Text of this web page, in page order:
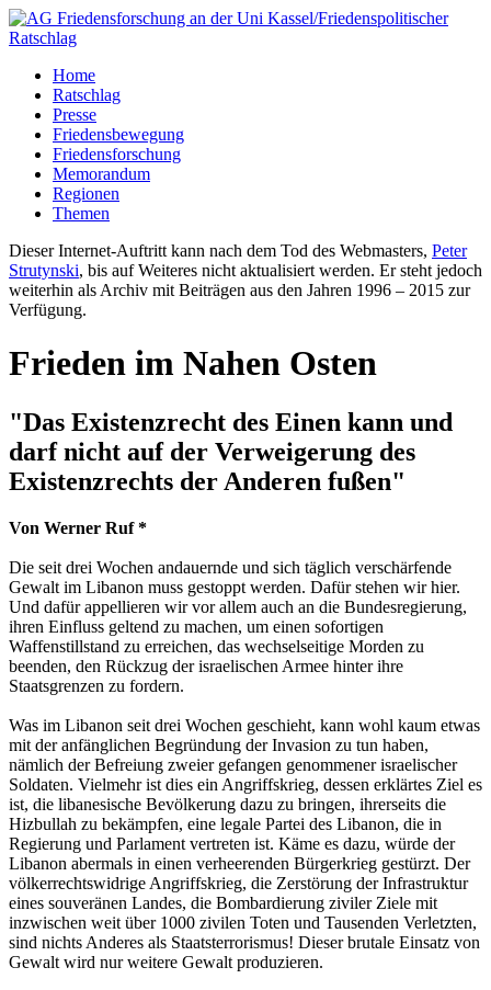
Home
Ratschlag
Presse
Friedensbewegung
Friedensforschung
Memorandum
Regionen
Themen
Dieser Internet-Auftritt kann nach dem Tod des Webmasters, Peter
Strutynski, bis auf Weiteres nicht aktualisiert werden. Er steht jedoch
weiterhin als Archiv mit Beiträgen aus den Jahren 1996 – 2015 zur
Verfügung.
Frieden im Nahen Osten
"Das Existenzrecht des Einen kann und
darf nicht auf der Verweigerung des
Existenzrechts der Anderen fußen"
Von Werner Ruf *
Die seit drei Wochen andauernde und sich täglich verschärfende
Gewalt im Libanon muss gestoppt werden. Dafür stehen wir hier.
Und dafür appellieren wir vor allem auch an die Bundesregierung,
ihren Einfluss geltend zu machen, um einen sofortigen
Waffenstillstand zu erreichen, das wechselseitige Morden zu
beenden, den Rückzug der israelischen Armee hinter ihre
Staatsgrenzen zu fordern.
Was im Libanon seit drei Wochen geschieht, kann wohl kaum etwas
mit der anfänglichen Begründung der Invasion zu tun haben,
nämlich der Befreiung zweier gefangen genommener israelischer
Soldaten. Vielmehr ist dies ein Angriffskrieg, dessen erklärtes Ziel es
ist, die libanesische Bevölkerung dazu zu bringen, ihrerseits die
Hizbullah zu bekämpfen, eine legale Partei des Libanon, die in
Regierung und Parlament vertreten ist. Käme es dazu, würde der
Libanon abermals in einen verheerenden Bürgerkrieg gestürzt. Der
völkerrechtswidrige Angriffskrieg, die Zerstörung der Infrastruktur
eines souveränen Landes, die Bombardierung ziviler Ziele mit
inzwischen weit über 1000 zivilen Toten und Tausenden Verletzten,
sind nichts Anderes als Staatsterrorismus! Dieser brutale Einsatz von
Gewalt wird nur weitere Gewalt produzieren.